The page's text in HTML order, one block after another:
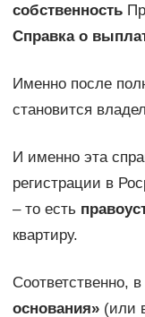
собственность
Справка о
Именно после
становится
И именно эта
регистрации в
– то есть
квартиру.
Соответственно,
основания»(или